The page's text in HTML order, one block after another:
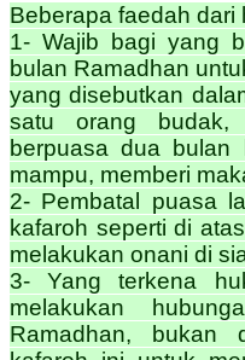
Beberapa faedah dari
1- Wajib bagi yang
bulan Ramadhan
yang disebutkan
satu orang
berpuasa dua bulan
mampu, memberi
2- Pembatal puasa
kafaroh seperti di
melakukan onani di
3- Yang terkena
melakukan
Ramadhan, bukan